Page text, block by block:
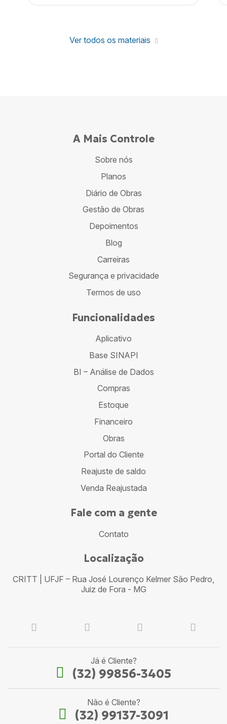
Ver todos os materiais
A Mais Controle
Sobre nós
Planos
Diário de Obras
Gestão de Obras
Depoimentos
Blog
Carreiras
Segurança e privacidade
Termos de uso
Funcionalidades
Aplicativo
Base SINAPI
BI – Análise de Dados
Compras
Estoque
Financeiro
Obras
Portal do Cliente
Reajuste de saldo
Venda Reajustada
Fale com a gente
Contato
Localização
CRITT | UFJF – Rua José Lourenço Kelmer São Pedro,
Juiz de Fora - MG
Já é Cliente?
(32) 99856-3405
Não é Cliente?
(32) 99137-3091